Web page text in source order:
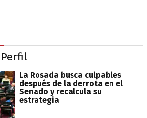
La Rosada busca culpables
después de la derrota en el
Senado y recalcula su
estrategia